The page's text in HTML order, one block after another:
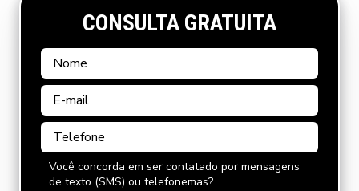
CONSULTA GRATUITA
Você concorda em ser contatado por mensagens
de texto (SMS) ou telefonemas?